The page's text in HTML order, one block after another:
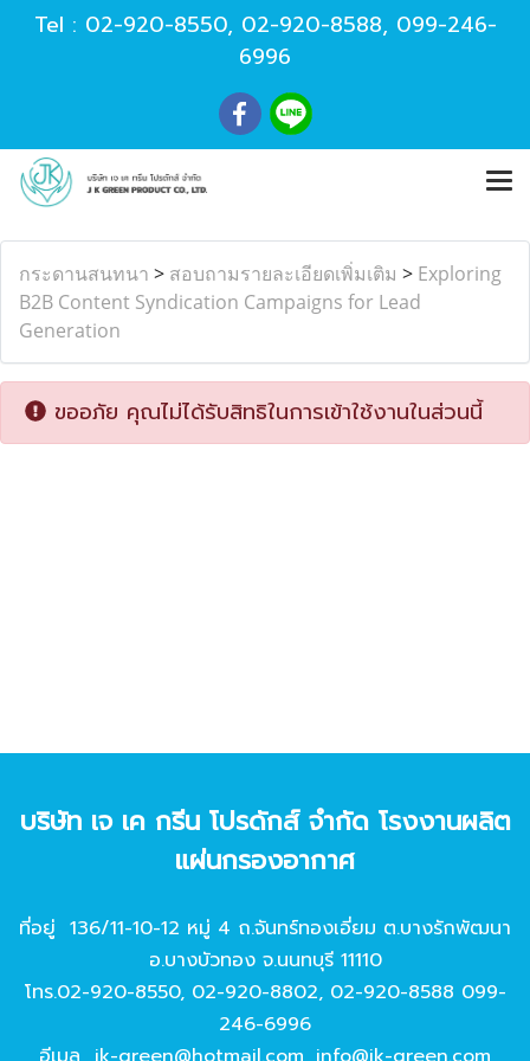
Tel : 02-920-8550, 02-920-8588, 099-246-
6996
กระดานสนทนา > สอบถามรายละเอียดเพิ่มเติม > Exploring
B2B Content Syndication Campaigns for Lead
Generation
ขออภัย คุณไม่ได้รับสิทธิในการเข้าใช้งานในส่วนนี้
บริษัท เจ เค กรีน โปรดักส์ จํากัด โรงงานผลิต
แผ่นกรองอากาศ
ที่อยู่ 136/11-10-12 หมู่ 4 ถ.จันทร์ทองเอี่ยม ต.บางรักพัฒนา
อ.บางบัวทอง จ.นนทบุรี 11110
โทร.02-920-8550, 02-920-8802, 02-920-8588 099-
246-6996